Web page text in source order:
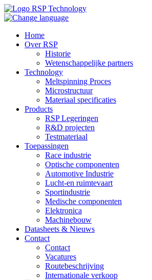
Home
Over RSP
Historie
Wetenschappelijke partners
Technology
Meltspinning Proces
Microstructuur
Materiaal specificaties
Products
RSP Legeringen
R&D projecten
Testmateriaal
Toepassingen
Race industrie
Optische componenten
Automotive Industrie
Lucht-en ruimtevaart
Sportindustrie
Medische componenten
Elektronica
Machinebouw
Datasheets & Nieuws
Contact
Contact
Vacatures
Routebeschrijving
Internationale verkoop